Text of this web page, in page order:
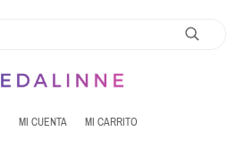
MI CUENTA MI CARRITO